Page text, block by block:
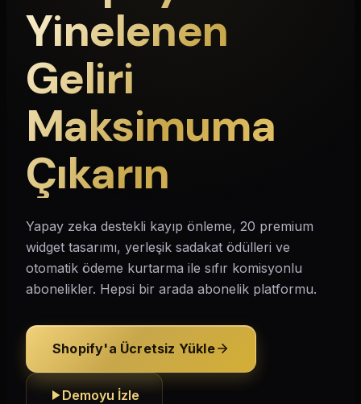
Yinelenen
Geliri
Maksimuma
Çıkarın
Yapay zeka destekli kayıp önleme, 20 premium
widget tasarımı, yerleşik sadakat ödülleri ve
otomatik ödeme kurtarma ile sıfır komisyonlu
abonelikler. Hepsi bir arada abonelik platformu.
Shopify'a Ücretsiz Yükle
Demoyu İzle